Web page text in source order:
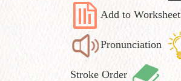
Add to Worksheet
Pronunciation
Stroke Order